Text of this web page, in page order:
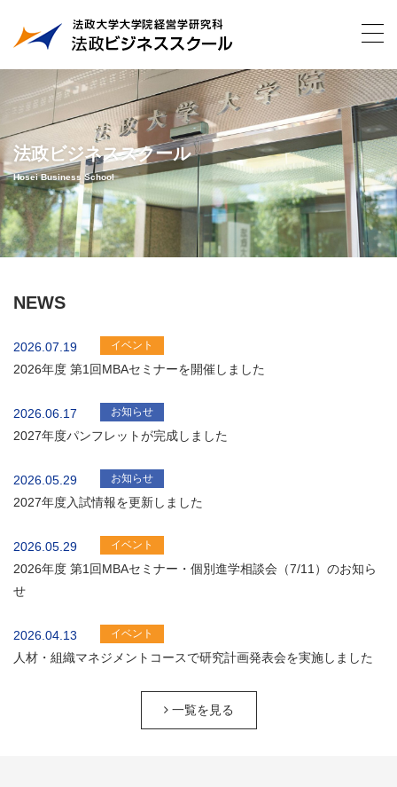
法政ビジネススクール
Hosei Business School
NEWS
2026.07.19 イベント
2026年度 第1回MBAセミナーを開催しました
2026.06.17 お知らせ
2027年度パンフレットが完成しました
2026.05.29 お知らせ
2027年度入試情報を更新しました
2026.05.29 イベント
2026年度 第1回MBAセミナー・個別進学相談会（7/11）のお知ら
せ
2026.04.13 イベント
人材・組織マネジメントコースで研究計画発表会を実施しました
一覧を見る